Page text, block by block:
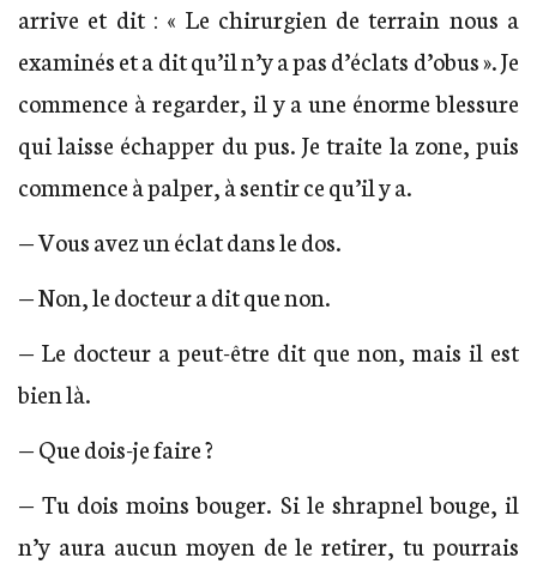
arrive et dit : « Le chirurgien de terrain nous a
examinés et a dit qu’il n’y a pas d’éclats d’obus ». Je
commence à regarder, il y a une énorme blessure
qui laisse échapper du pus. Je traite la zone, puis
commence à palper, à sentir ce qu’il y a.
— Vous avez un éclat dans le dos.
— Non, le docteur a dit que non.
— Le docteur a peut-être dit que non, mais il est
bien là.
— Que dois-je faire ?
— Tu dois moins bouger. Si le shrapnel bouge, il
n’y aura aucun moyen de le retirer, tu pourrais